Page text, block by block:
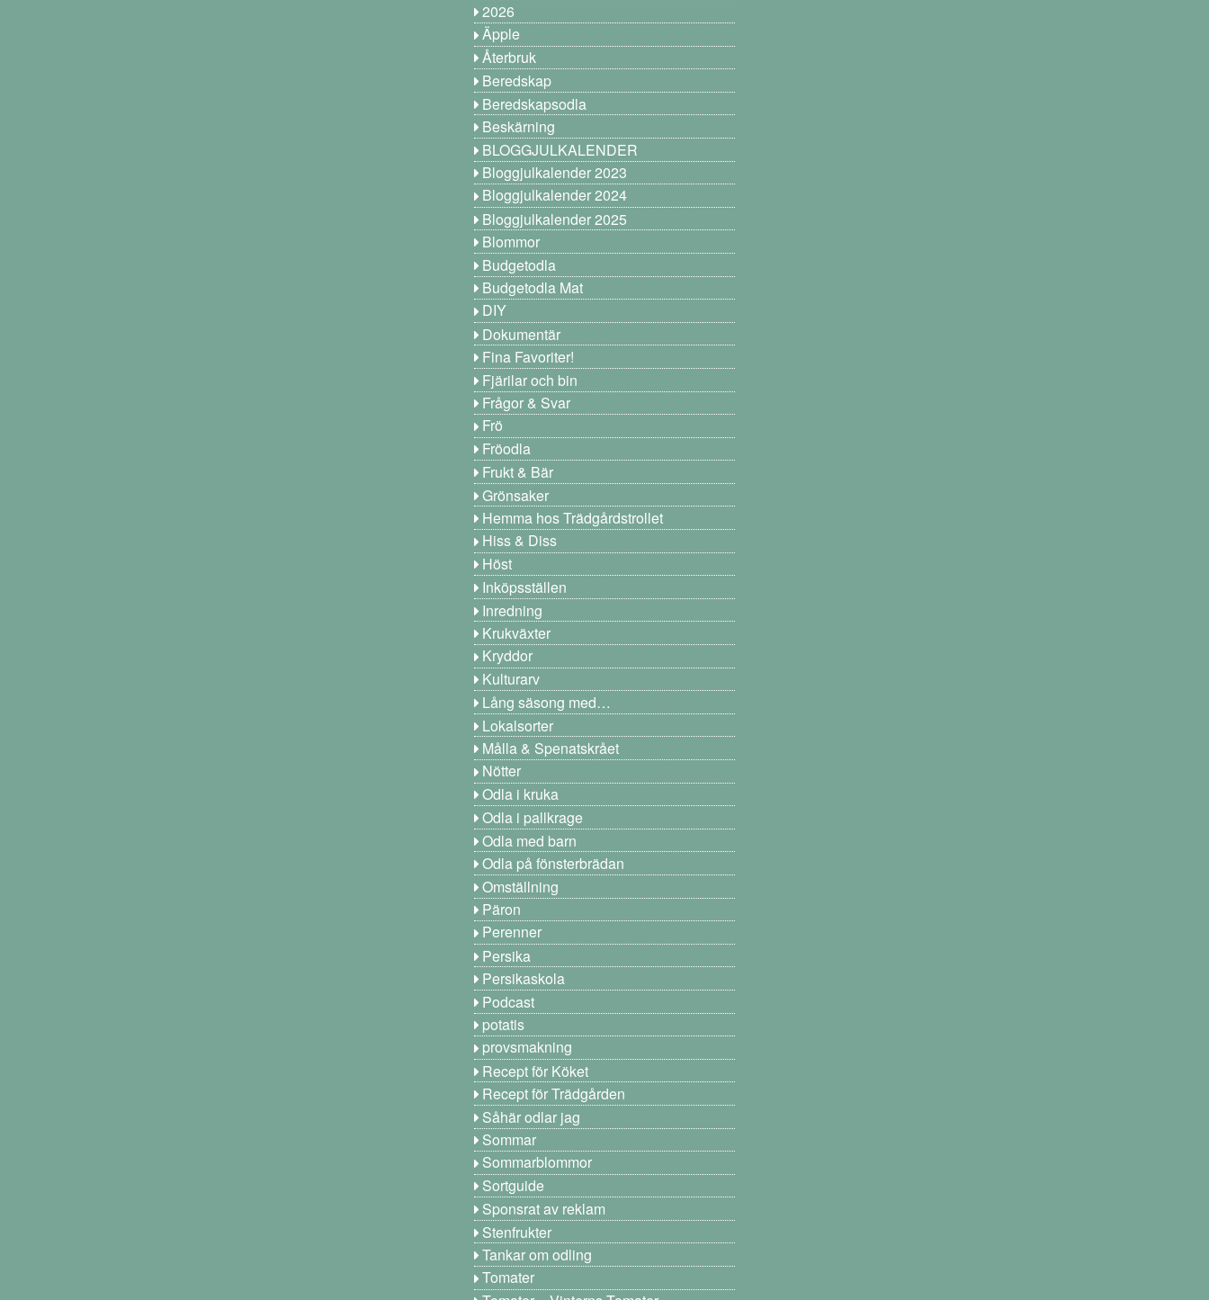
2026
Äpple
Återbruk
Beredskap
Beredskapsodla
Beskärning
BLOGGJULKALENDER
Bloggjulkalender 2023
Bloggjulkalender 2024
Bloggjulkalender 2025
Blommor
Budgetodla
Budgetodla Mat
DIY
Dokumentär
Fina Favoriter!
Fjärilar och bin
Frågor & Svar
Frö
Fröodla
Frukt & Bär
Grönsaker
Hemma hos Trädgårdstrollet
Hiss & Diss
Höst
Inköpsställen
Inredning
Krukväxter
Kryddor
Kulturarv
Lång säsong med…
Lokalsorter
Målla & Spenatskrået
Nötter
Odla i kruka
Odla i pallkrage
Odla med barn
Odla på fönsterbrädan
Omställning
Päron
Perenner
Persika
Persikaskola
Podcast
potatis
provsmakning
Recept för Köket
Recept för Trädgården
Såhär odlar jag
Sommar
Sommarblommor
Sortguide
Sponsrat av reklam
Stenfrukter
Tankar om odling
Tomater